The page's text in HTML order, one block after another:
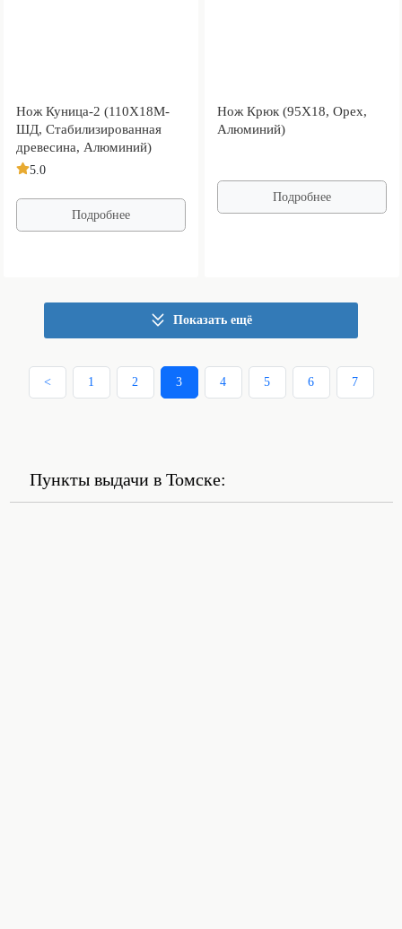
Нож Куница-2 (110Х18М-
ШД, Стабилизированная
древесина, Алюминий)
5.0
Подробнее
Нож Крюк (95Х18, Орех,
Алюминий)
Подробнее
Показать ещё
< 1 2 3 4 5 6 7
Пункты выдачи в Томске: